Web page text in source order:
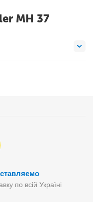
MH 37
по всій Україні